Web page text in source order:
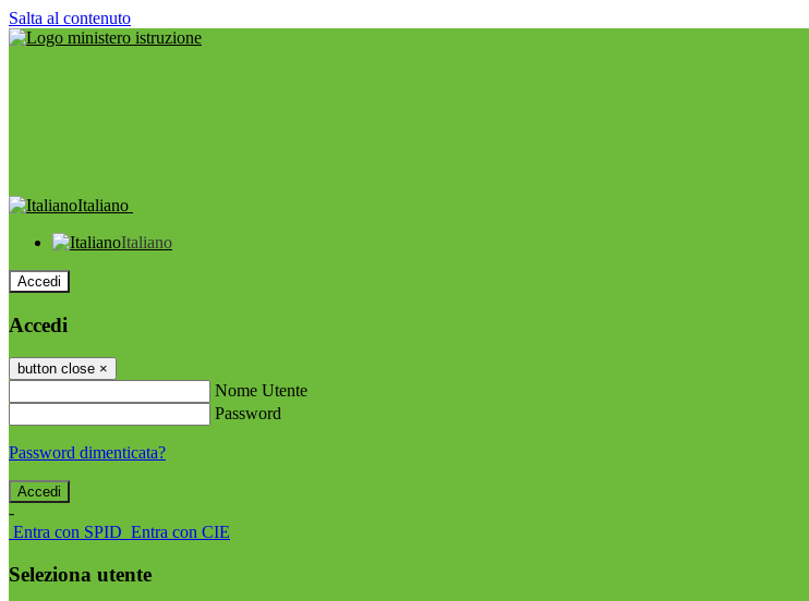
Salta al contenuto
Italiano
Italiano
Accedi
Accedi
button close ×
Nome Utente
Password
Password dimenticata?
-
Entra con SPID Entra con CIE
Seleziona utente